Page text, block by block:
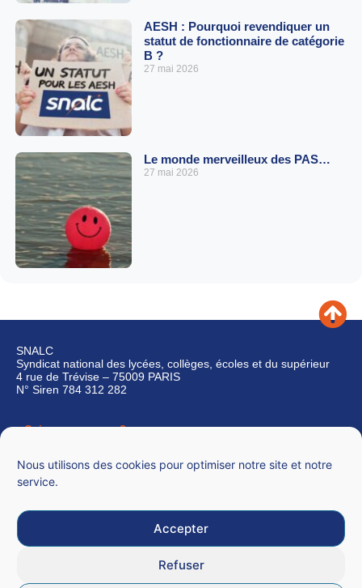
Nous utilisons des cookies pour optimiser notre site et notre
service.
Accepter
Refuser
AESH : Pourquoi revendiquer un
statut de fonctionnaire de catégorie
B ?
27 mai 2026
Le monde merveilleux des PAS…
27 mai 2026
SNALC
Syndicat national des lycées, collèges, écoles et du supérieur
4 rue de Trévise – 75009 PARIS
N° Siren 784 312 282
Qui sommes-nous ?